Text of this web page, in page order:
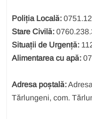
Poliția Locală:
Stare Civilă:
Situații de Urgență:
Alimentarea cu apă:
Adresa poștală:
Tărlungeni, com.